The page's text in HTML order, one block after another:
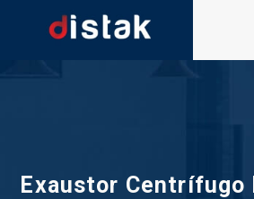
Exaustor Centrífugo